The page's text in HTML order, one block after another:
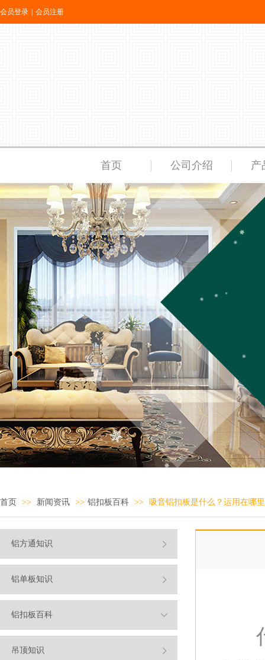
会员登录 会员注册
首页 公司介绍 产
首页 >> 新闻资讯 >> 铝扣板百科 >> 吸音铝扣板是什么？运用在哪
铝方通知识
铝单板知识
铝扣板百科
吊顶知识
什